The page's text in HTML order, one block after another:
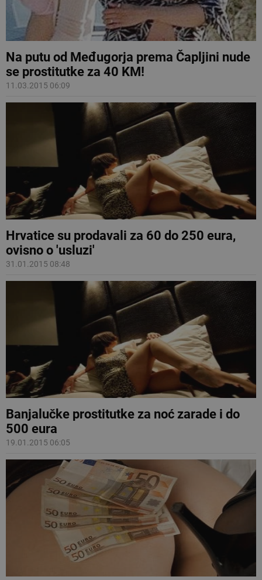
Na putu od Međugorja prema Čapljini nude
se prostitutke za 40 KM!
11.03.2015 06:09
Hrvatice su prodavali za 60 do 250 eura,
ovisno o 'usluzi'
31.01.2015 08:48
Banjalučke prostitutke za noć zarade i do
500 eura
19.01.2015 06:05